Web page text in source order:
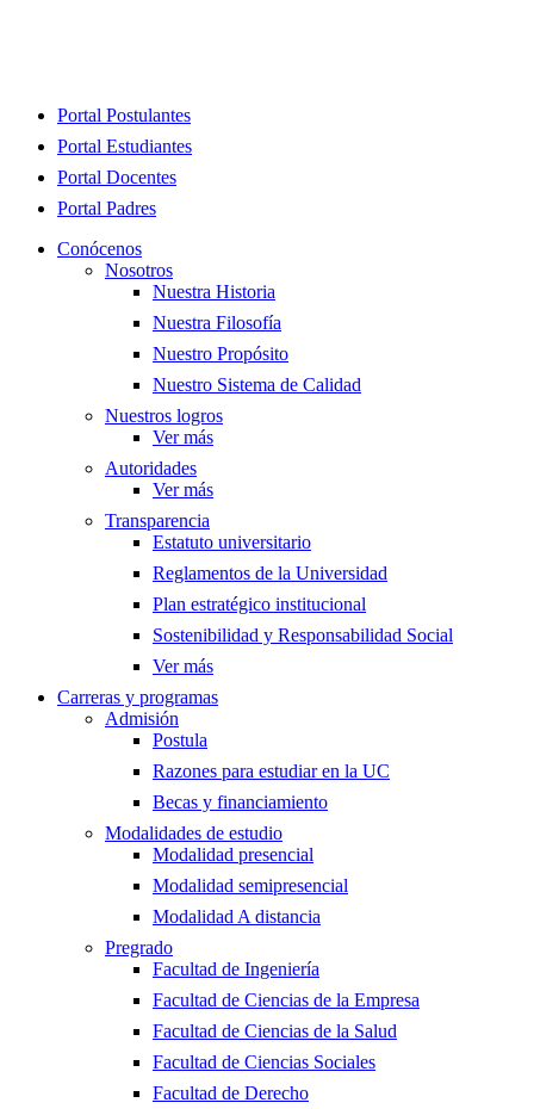
Close
Portal Postulantes
Portal Estudiantes
Portal Docentes
Portal Padres
Conócenos
Nosotros
Nuestra Historia
Nuestra Filosofía
Nuestro Propósito
Nuestro Sistema de Calidad
Nuestros logros
Ver más
Autoridades
Ver más
Transparencia
Estatuto universitario
Reglamentos de la Universidad
Plan estratégico institucional
Sostenibilidad y Responsabilidad Social
Ver más
Carreras y programas
Admisión
Postula
Razones para estudiar en la UC
Becas y financiamiento
Modalidades de estudio
Modalidad presencial
Modalidad semipresencial
Modalidad A distancia
Pregrado
Facultad de Ingeniería
Facultad de Ciencias de la Empresa
Facultad de Ciencias de la Salud
Facultad de Ciencias Sociales
Facultad de Derecho